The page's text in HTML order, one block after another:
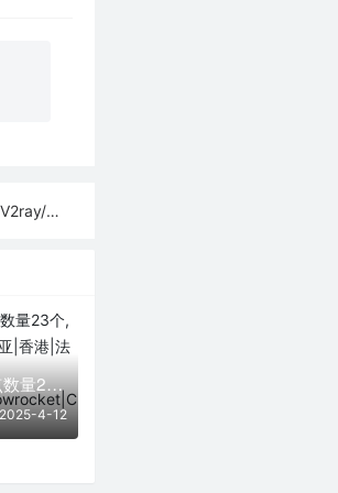
阅链接
04月12日免费节点数量23个,地区有爱尔兰|澳大利亚|香港|法国|俄罗斯,SSR|V2ray|Shadowrocket|Clash订阅链接
2025-4-12